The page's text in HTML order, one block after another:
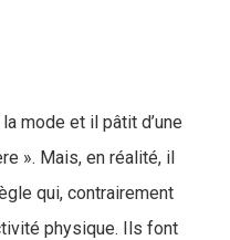
mode et il pâtit d’une
». Mais, en réalité, il
qui, contrairement
physique. Ils font